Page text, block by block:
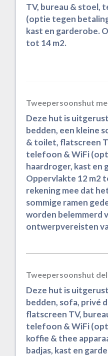
TV, bureau & stoel,
(optie tegen
kast en garderobe.
tot 14 m2.
Tweepersoonshut
Deze hut is
bedden, een kleine
& toilet, flatscreen
telefoon & WiFi
haardroger, kast en
Oppervlakte 12 m2
rekening mee dat
sommige ramen
worden belemmerd
ontwerpvereisten
Tweepersoonshut
Deze hut is
bedden, sofa, privé
flatscreen TV,
telefoon & WiFi
koffie & thee
badjas, kast en